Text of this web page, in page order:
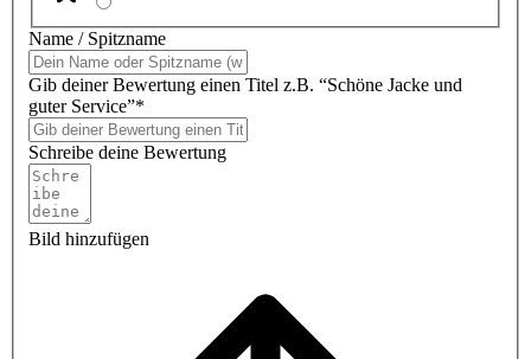
Name / Spitzname
Gib deiner Bewertung einen Titel z.B. “Schöne Jacke und
guter Service”*
Schreibe deine Bewertung
Bild hinzufügen